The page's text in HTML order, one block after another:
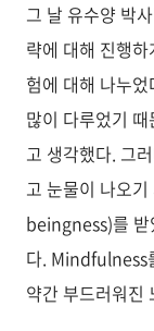
그 날 유수양 박
략에 대해 진행
험에 대해 나누
많이 다루었기
고 생각했다. 그
고 눈물이 나오
beingness)를 받
다. Mindfulness
약간 부드러워진